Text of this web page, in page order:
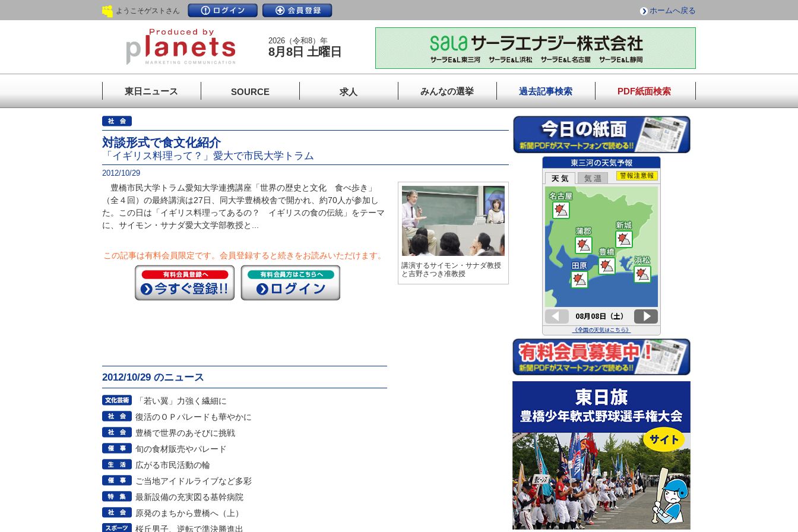
ようこそゲストさん ホームへ戻る
2026（令和8）年
8月8日 土曜日
東日ニュース SOURCE 求人 みんなの選挙 過去記事検索 PDF紙面検索
対談形式で食文化紹介
「イギリス料理って？」愛大で市民大学トラム
2012/10/29
豊橋市民大学トラム愛知大学連携講座「世界の歴史と文化 食べ歩き」
（全４回）の最終講演は27日、同大学豊橋校舎で開かれ、約70人が参加し
た。この日は「イギリス料理ってあるの？ イギリスの食の伝統」をテーマ
に、サイモン・サナダ愛大文学部教授と...
この記事は有料会員限定です。 会員登録すると続きをお読みいただけます。
2012/10/29 のニュース
「若い翼」力強く繊細に
復活のＯＰパレードも華やかに
豊橋で世界のあそびに挑戦
旬の食材販売やパレード
広がる市民活動の輪
ご当地アイドルライブなど多彩
最新設備の充実図る基幹病院
原発のまちから豊橋へ（上）
桜丘男子、逆転で準決勝進出
講演するサイモン・サナダ教授
と吉野さつき准教授